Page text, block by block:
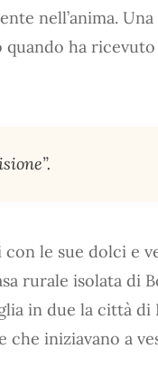
nell’anima.
quando ha
con le sue dolci
rurale isolata di
in due la città
che iniziavano a